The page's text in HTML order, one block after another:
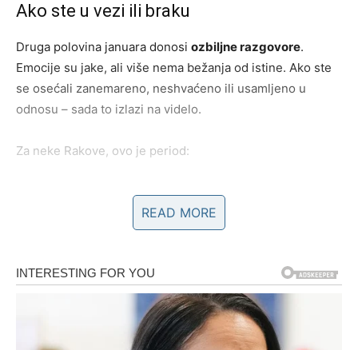
Ako ste u vezi ili braku
Druga polovina januara donosi ozbiljne razgovore.
Emocije su jake, ali više nema bežanja od istine. Ako ste
se osećali zanemareno, neshvaćeno ili usamljeno u
odnosu – sada to izlazi na videlo.
Za neke Rakove, ovo je period:
emotivnog razjašnjenja
ili donošenja teške, ali oslobađajuće odluke
Ako veza ima dubinu – ona se sada učvršćuje i prelazi na
viši nivo. Ako nema – sudbina vam daje snagu da pustite
READ MORE